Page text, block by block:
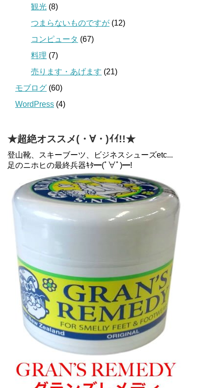
観光 (8)
つまらないものですが (12)
コンピュータ (67)
料理 (7)
売ります・あげます (21)
モブログ (60)
WordPress (4)
★超絶オススメ(・∀・)ｲｲ!!★
登山靴、スキーブーツ、ビジネスシューズetc...
足のニホヒの最終兵器ｷﾀ━(ﾟ∀ﾟ)━!